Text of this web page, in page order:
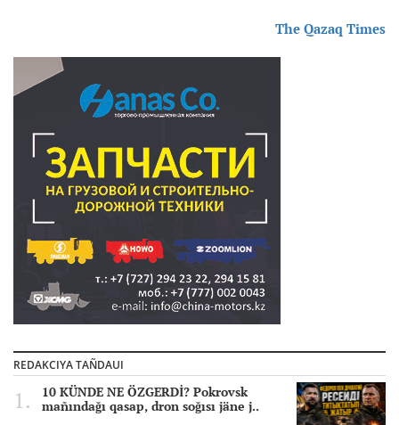
The Qazaq Times
REDAKCIYA TAÑDAUI
10 KÜNDE NE ÖZGERDİ? Pokrovsk
mañındağı qasap, dron soğısı jäne j..